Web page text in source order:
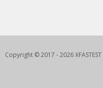
Copyright © 2017 - 2026